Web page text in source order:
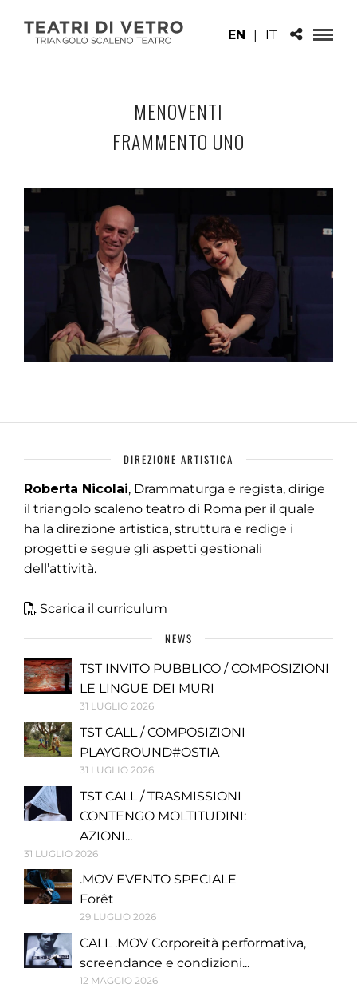
EN | IT
MENOVENTI
FRAMMENTO UNO
DIREZIONE ARTISTICA
Roberta Nicolai, Drammaturga e regista, dirige
il triangolo scaleno teatro di Roma per il quale
ha la direzione artistica, struttura e redige i
progetti e segue gli aspetti gestionali
dell’attività.
Scarica il curriculum
NEWS
TST INVITO PUBBLICO / COMPOSIZIONI
LE LINGUE DEI MURI
31 LUGLIO 2026
TST CALL / COMPOSIZIONI
PLAYGROUND#OSTIA
31 LUGLIO 2026
TST CALL / TRASMISSIONI
CONTENGO MOLTITUDINI:
AZIONI...
31 LUGLIO 2026
.MOV EVENTO SPECIALE
Forêt
29 LUGLIO 2026
CALL .MOV Corporeità performativa,
screendance e condizioni...
12 MAGGIO 2026